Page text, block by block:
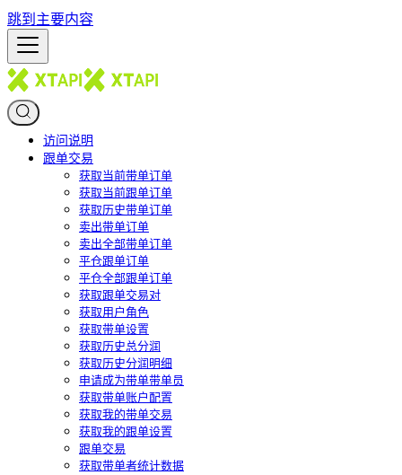
跳到主要内容
访问说明
跟单交易
获取当前带单订单
获取当前跟单订单
获取历史带单订单
卖出带单订单
卖出全部带单订单
平仓跟单订单
平仓全部跟单订单
获取跟单交易对
获取用户角色
获取带单设置
获取历史总分润
获取历史分润明细
申请成为带单带单员
获取带单账户配置
获取我的带单交易
获取我的跟单设置
跟单交易
获取带单者统计数据